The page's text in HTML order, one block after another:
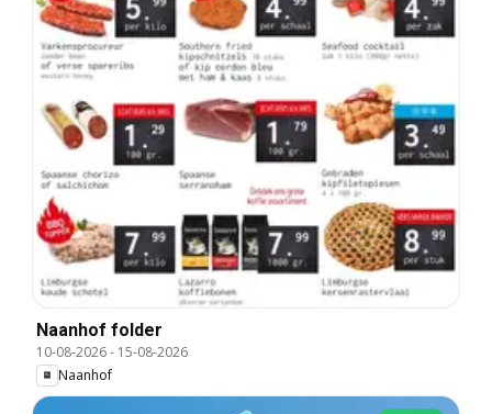
Naanhof folder
10-08-2026- 15-08-2026
Naanhof